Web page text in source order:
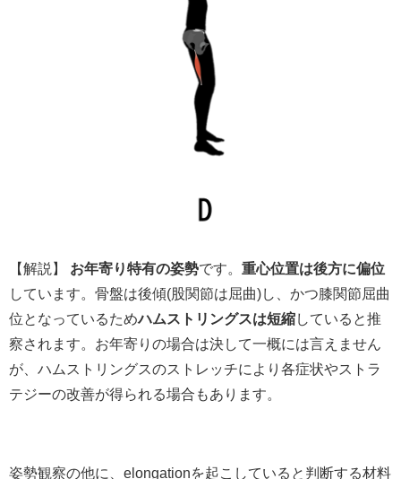
【解説】 お年寄り特有の姿勢です。 重心位置は後方に偏位
しています。骨盤は後傾(股関節は屈曲)し、かつ膝関節屈曲
位となっているためハムストリングスは短縮していると推
察されます。お年寄りの場合は決して一概には言えません
が、ハムストリングスのストレッチにより各症状やストラ
テジーの改善が得られる場合もあります。
姿勢観察の他に、elongationを起こしていると判断する材料